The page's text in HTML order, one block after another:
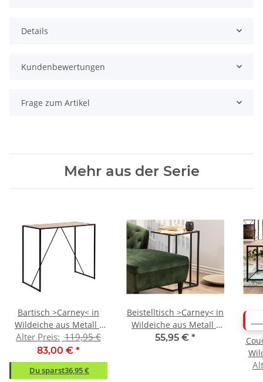
Details
Kundenbewertungen
Frage zum Artikel
Mehr aus der Serie
Bartisch >Carney< in
Wildeiche aus Metall -
120x105x60cm (BxHxT)
Alter Preis: 119,95 €
83,00 € *
Du sparst36,95 €
Beistelltisch >Carney< in
Wildeiche aus Metall -
43x63x35cm (BxHxT)
55,95 € *